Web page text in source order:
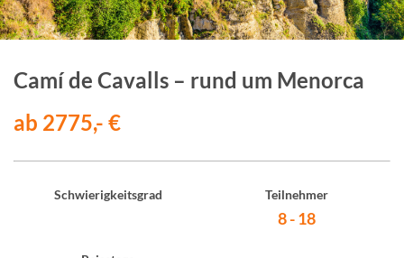
Camí de Cavalls – rund um Menorca
ab 2775,- €
Schwierigkeitsgrad Teilnehmer
8 - 18